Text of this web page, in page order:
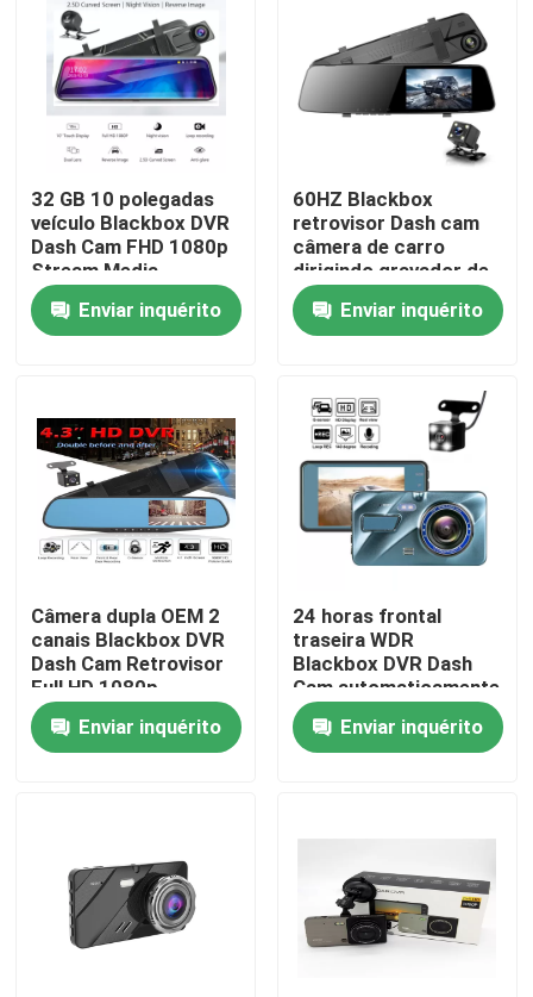
Casa
Contatos
Produtos
Show de RV
Câmera DVR para carro
DVR de carro 4G
4K GPS Dash Cam
32 GB 10 polegadas
veículo Blackbox DVR
Dash Cam FHD 1080p
Stream Media
Enviar inquérito
60HZ Blackbox
retrovisor Dash cam
câmera de carro
dirigindo gravador de
vídeo 1080P
Enviar inquérito
Câmera dupla OEM 2
canais Blackbox DVR
Dash Cam Retrovisor
Full HD 1080p
Enviar inquérito
24 horas frontal
traseira WDR
Blackbox DVR Dash
Cam automaticamente
Enviar inquérito